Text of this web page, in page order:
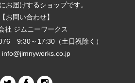
お届けするショップです。
【お問い合わせ】
社 ジムニーワークス
9:30～17:30（土日祝除く）
info@jimnyworks.co.jp